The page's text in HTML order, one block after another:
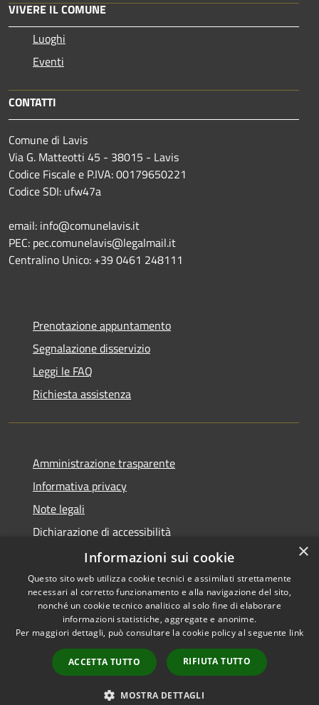
VIVERE IL COMUNE
Luoghi
Eventi
CONTATTI
Comune di Lavis
Via G. Matteotti 45 - 38015 - Lavis
Codice Fiscale e P.IVA: 00179650221
Codice SDI: ufw47a
email: info@comunelavis.it
PEC: pec.comunelavis@legalmail.it
Centralino Unico: +39 0461 248111
Prenotazione appuntamento
Segnalazione disservizio
Leggi le FAQ
Richiesta assistenza
Amministrazione trasparente
Informativa privacy
Note legali
Dichiarazione di accessibilità
Informative Privacy
RSS
Accessibilità
Copyright © 2026 • Comune di
Municipium•
Accesso
redazione
×
Informazioni sui cookie
Questo sito web utilizza cookie tecnici e assimilati strettamente
necessari al corretto funzionamento e alla navigazione del sito,
nonché un cookie tecnico analitico al solo fine di elaborare
informazioni statistiche, aggregate e anonime.
Per maggiori dettagli, può consultare la cookie policy al seguente link
ACCETTA TUTTO RIFIUTA TUTTO
MOSTRA DETTAGLI